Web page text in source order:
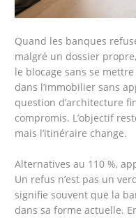
Quand les banques
malgré un dossier
le blocage sans se
dans l’immobilier sans
question d’architecture
compromis. L’objectif
mais l’itinéraire change.
Alternatives au 110 %,
Un refus n’est pas un
signifie souvent que la
dans sa forme actuelle.